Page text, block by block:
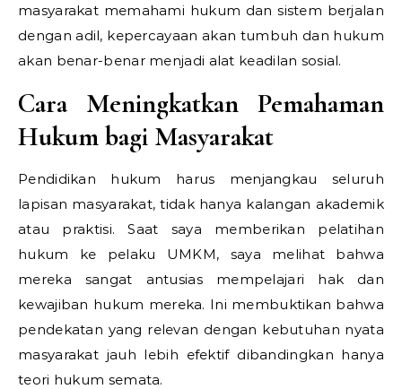
masyarakat memahami hukum dan sistem berjalan
dengan adil, kepercayaan akan tumbuh dan hukum
akan benar-benar menjadi alat keadilan sosial.
Cara Meningkatkan Pemahaman
Hukum bagi Masyarakat
Pendidikan hukum harus menjangkau seluruh
lapisan masyarakat, tidak hanya kalangan akademik
atau praktisi. Saat saya memberikan pelatihan
hukum ke pelaku UMKM, saya melihat bahwa
mereka sangat antusias mempelajari hak dan
kewajiban hukum mereka. Ini membuktikan bahwa
pendekatan yang relevan dengan kebutuhan nyata
masyarakat jauh lebih efektif dibandingkan hanya
teori hukum semata.